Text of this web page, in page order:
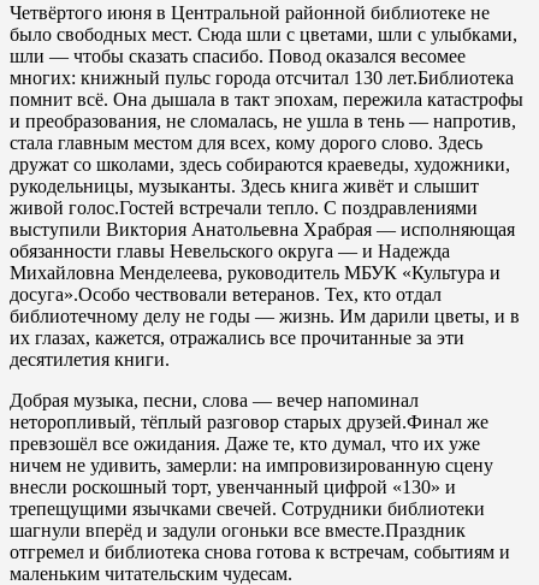
Четвёртого июня в Центральной районной библиотеке не
было свободных мест. Сюда шли с цветами, шли с улыбками,
шли — чтобы сказать спасибо. Повод оказался весомее
многих: книжный пульс города отсчитал 130 лет.Библиотека
помнит всё. Она дышала в такт эпохам, пережила катастрофы
и преобразования, не сломалась, не ушла в тень — напротив,
стала главным местом для всех, кому дорого слово. Здесь
дружат со школами, здесь собираются краеведы, художники,
рукодельницы, музыканты. Здесь книга живёт и слышит
живой голос.Гостей встречали тепло. С поздравлениями
выступили Виктория Анатольевна Храбрая — исполняющая
обязанности главы Невельского округа — и Надежда
Михайловна Менделеева, руководитель МБУК «Культура и
досуга».Особо чествовали ветеранов. Тех, кто отдал
библиотечному делу не годы — жизнь. Им дарили цветы, и в
их глазах, кажется, отражались все прочитанные за эти
десятилетия книги.
Добрая музыка, песни, слова — вечер напоминал
неторопливый, тёплый разговор старых друзей.Финал же
превзошёл все ожидания. Даже те, кто думал, что их уже
ничем не удивить, замерли: на импровизированную сцену
внесли роскошный торт, увенчанный цифрой «130» и
трепещущими язычками свечей. Сотрудники библиотеки
шагнули вперёд и задули огоньки все вместе.Праздник
отгремел и библиотека снова готова к встречам, событиям и
маленьким читательским чудесам.